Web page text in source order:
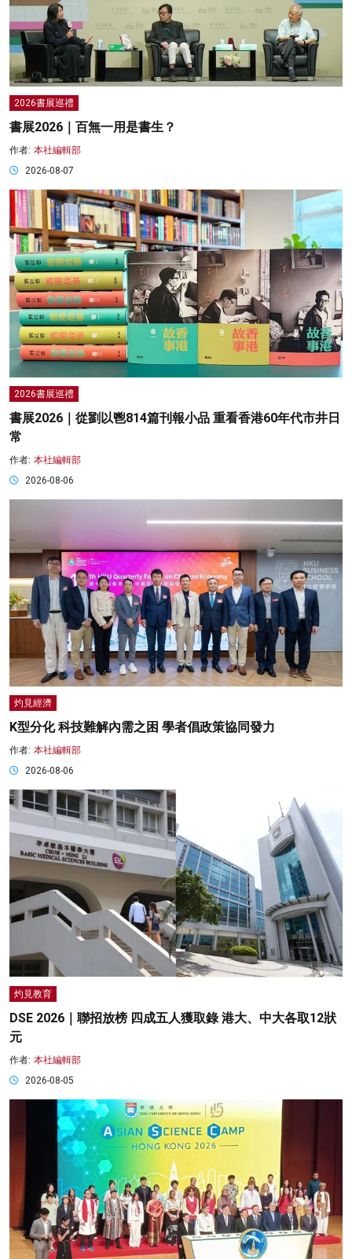
2026書展巡禮
書展2026｜百無一用是書生？
作者: 本社編輯部
2026-08-07
2026書展巡禮
書展2026｜從劉以鬯814篇刊報小品 重看香港60年代市井日
常
作者: 本社編輯部
2026-08-06
灼見經濟
K型分化 科技難解內需之困 學者倡政策協同發力
作者: 本社編輯部
2026-08-06
灼見教育
DSE 2026｜聯招放榜 四成五人獲取錄 港大、中大各取12狀
元
作者: 本社編輯部
2026-08-05